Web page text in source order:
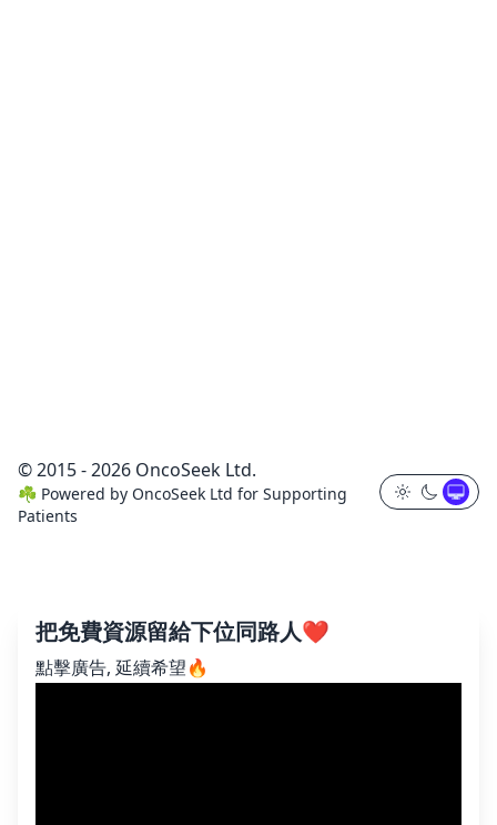
© 2015 - 2026 OncoSeek Ltd.
☘️ Powered by OncoSeek Ltd for Supporting
Patients
把免費資源留給下位同路人❤️
點擊廣告, 延續希望🔥